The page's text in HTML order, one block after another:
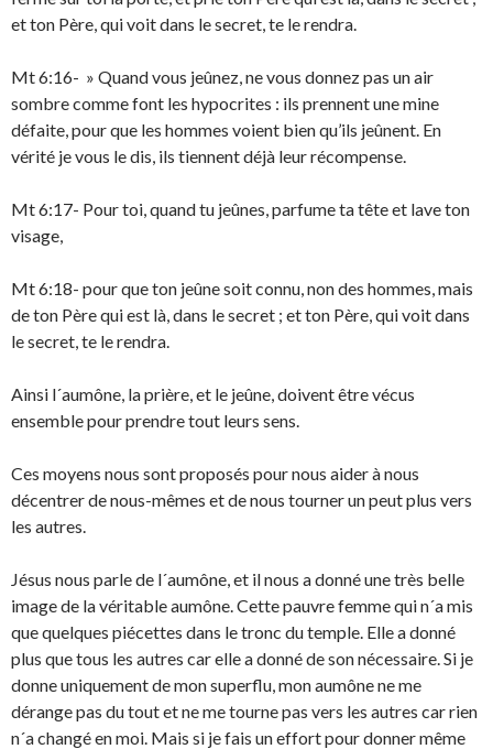
et ton Père, qui voit dans le secret, te le rendra.
Mt 6:16- » Quand vous jeûnez, ne vous donnez pas un air
sombre comme font les hypocrites : ils prennent une mine
défaite, pour que les hommes voient bien qu’ils jeûnent. En
vérité je vous le dis, ils tiennent déjà leur récompense.
Mt 6:17- Pour toi, quand tu jeûnes, parfume ta tête et lave ton
visage,
Mt 6:18- pour que ton jeûne soit connu, non des hommes, mais
de ton Père qui est là, dans le secret ; et ton Père, qui voit dans
le secret, te le rendra.
Ainsi l´aumône, la prière, et le jeûne, doivent être vécus
ensemble pour prendre tout leurs sens.
Ces moyens nous sont proposés pour nous aider à nous
décentrer de nous-mêmes et de nous tourner un peut plus vers
les autres.
Jésus nous parle de l´aumône, et il nous a donné une très belle
image de la véritable aumône. Cette pauvre femme qui n´a mis
que quelques piécettes dans le tronc du temple. Elle a donné
plus que tous les autres car elle a donné de son nécessaire. Si je
donne uniquement de mon superflu, mon aumône ne me
dérange pas du tout et ne me tourne pas vers les autres car rien
n´a changé en moi. Mais si je fais un effort pour donner même